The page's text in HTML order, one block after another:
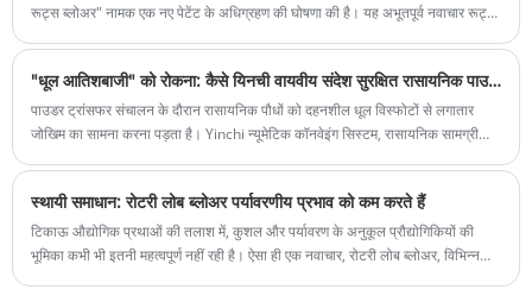
रूट्स ब्लोअर" नामक एक नए पेटेंट के अधिग्रहण की घोषणा की है। यह अभूतपूर्व नवाचार रूट्स
"धूल आतिशबाजी" को रोकना: कैसे यिनची वायवीय संदेश सुरक्षित रासायनिक पाउडर हैंडलिंग सुनिश्चित करता है
पाउडर ट्रांसफर संचालन के दौरान रासायनिक पौधों को दहनशील धूल विस्फोटों से लगातार
जोखिम का सामना करना पड़ता है। Yinchi न्यूमेटिक कॉनवेइंग सिस्टम, रासायनिक सामग्री
स्थायी समाधान: रोटरी लोब ब्लोअर पर्यावरणीय प्रभाव को कम करते हैं
टिकाऊ औद्योगिक प्रथाओं की तलाश में, कुशल और पर्यावरण के अनुकूल प्रौद्योगिकियों की
भूमिका कभी भी इतनी महत्वपूर्ण नहीं रही है। ऐसा ही एक नवाचार, रोटरी लोब ब्लोअर, विभिन्न